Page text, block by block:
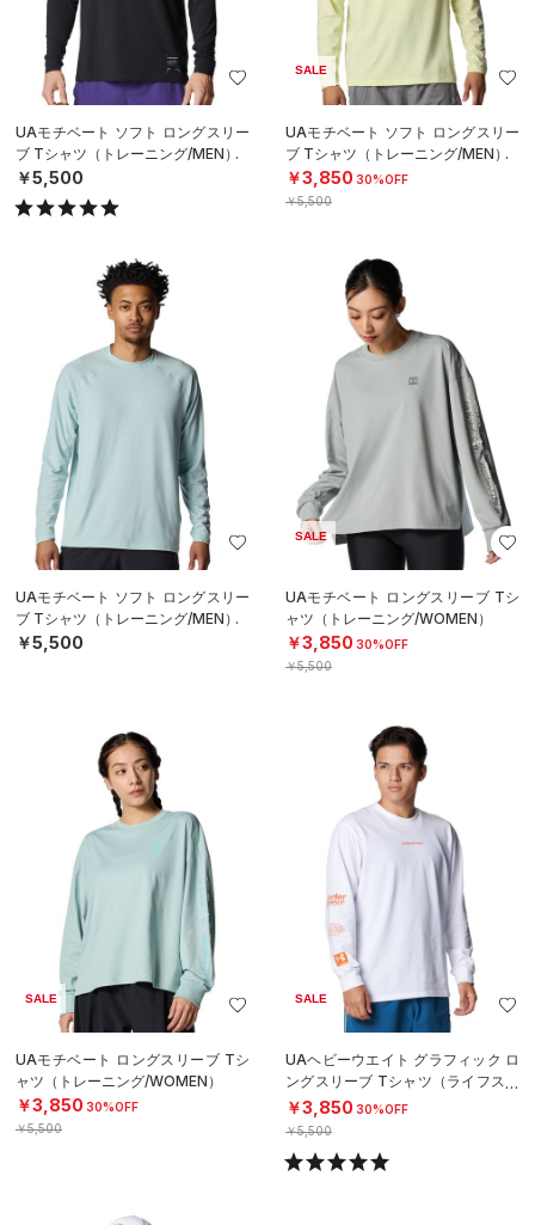
UAモチベート ソフト ロングスリー
ブ Tシャツ（トレーニング/MEN）
￥5,500
SALE
UAモチベート ソフト ロングスリー
ブ Tシャツ（トレーニング/MEN）
￥3,850 30%OFF
￥5,500
UAモチベート ソフト ロングスリー
ブ Tシャツ（トレーニング/MEN）
￥5,500
SALE
UAモチベート ロングスリーブ Tシ
ャツ（トレーニング/WOMEN）
￥3,850 30%OFF
￥5,500
SALE
UAモチベート ロングスリーブ Tシ
ャツ（トレーニング/WOMEN）
￥3,850 30%OFF
￥5,500
SALE
UAヘビーウエイト グラフィック ロ
ングスリーブ Tシャツ（ライフスタ
イル/MEN）
￥3,850 30%OFF
￥5,500